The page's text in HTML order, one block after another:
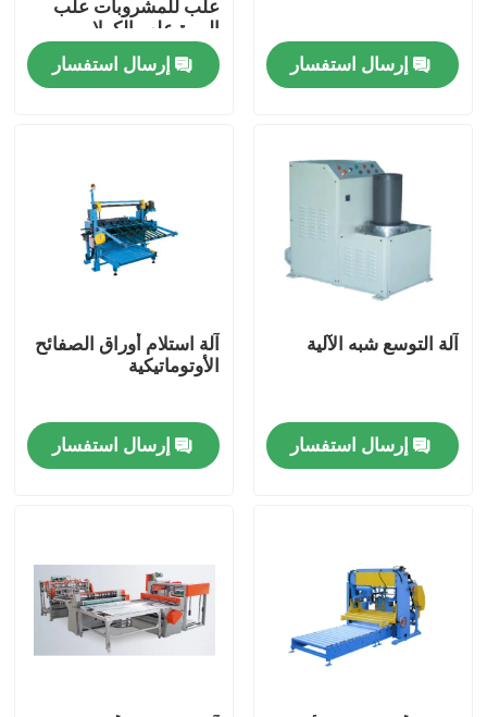
منزل
أشرطة فيديو
معلومات عنا
جولة في المعمل
رقابة جودة
آلة صنع علب الصفيح الأوتوماتيكية
آلة صنع علب المشروبات
إرسال استفسار
علب للمشروبات علب
البيرة علب الكولا
إرسال استفسار
آلة التوسع شبه الآلية
إرسال استفسار
آلة استلام أوراق الصفائح
الأوتوماتيكية
إرسال استفسار